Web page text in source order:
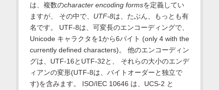
は、複数のcharacter encoding formsを定義してい
ますが、 その中で、 UTF-8は、たぶん、もっとも有
名です。 UTF-8は、可変長のエンコーディングで、
Unicode キャラクタを1から6バイト (only 4 with the
currently defined characters)。 他のエンコーディン
グは、UTF-16とUTF-32と、 それらの大小のエンデ
ィアンの変形(UTF-8は、バイトオーダーと独立で
す)を含みます。 ISO/IEC 10646 は、UCS-2 と